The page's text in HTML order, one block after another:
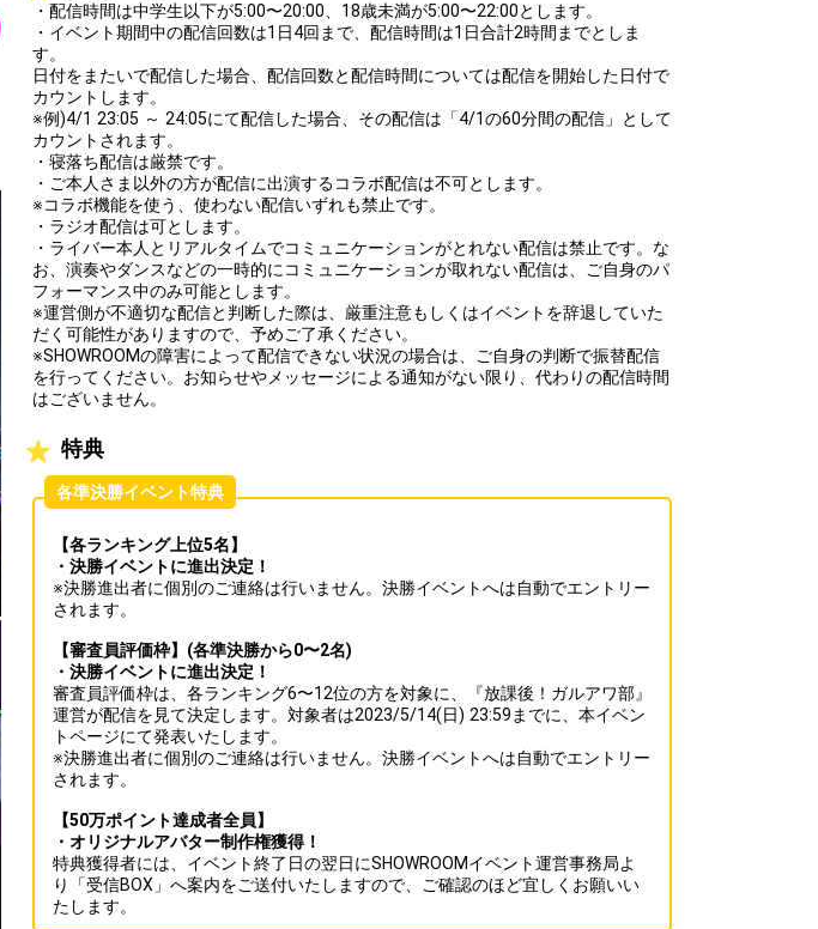
・配信時間は中学生以下が5:00〜20:00、18歳未満が5:00〜22:00とします。
・イベント期間中の配信回数は1日4回まで、配信時間は1日合計2時間までとしま
す。
日付をまたいで配信した場合、配信回数と配信時間については配信を開始した日付で
カウントします。
※例)4/1 23:05 ～ 24:05にて配信した場合、その配信は「4/1の60分間の配信」として
カウントされます。
・寝落ち配信は厳禁です。
・ご本人さま以外の方が配信に出演するコラボ配信は不可とします。
※コラボ機能を使う、使わない配信いずれも禁止です。
・ラジオ配信は可とします。
・ライバー本人とリアルタイムでコミュニケーションがとれない配信は禁止です。な
お、演奏やダンスなどの一時的にコミュニケーションが取れない配信は、ご自身のパ
フォーマンス中のみ可能とします。
※運営側が不適切な配信と判断した際は、厳重注意もしくはイベントを辞退していた
だく可能性がありますので、予めご了承ください。
※SHOWROOMの障害によって配信できない状況の場合は、ご自身の判断で振替配信
を行ってください。お知らせやメッセージによる通知がない限り、代わりの配信時間
はございません。
特典
各準決勝イベント特典
【各ランキング上位5名】
・決勝イベントに進出決定！
※決勝進出者に個別のご連絡は行いません。決勝イベントへは自動でエントリー
されます。
【審査員評価枠】(各準決勝から0〜2名)
・決勝イベントに進出決定！
審査員評価枠は、各ランキング6〜12位の方を対象に、『放課後！ガルアワ部』
運営が配信を見て決定します。対象者は2023/5/14(日) 23:59までに、本イベン
トページにて発表いたします。
※決勝進出者に個別のご連絡は行いません。決勝イベントへは自動でエントリー
されます。
【50万ポイント達成者全員】
・オリジナルアバター制作権獲得！
特典獲得者には、イベント終了日の翌日にSHOWROOMイベント運営事務局よ
り「受信BOX」へ案内をご送付いたしますので、ご確認のほど宜しくお願いい
たします。